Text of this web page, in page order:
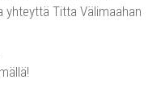
Titta Välimaahan